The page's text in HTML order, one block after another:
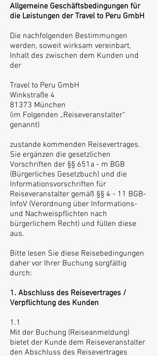
Allgemeine Geschäftsbedingungen für
die Leistungen der Travel to Peru GmbH
Die nachfolgenden Bestimmungen
werden, soweit wirksam vereinbart,
Inhalt des zwischen dem Kunden und
der
Travel to Peru GmbH
Winkstraße 4
81373 München
(im Folgenden „Reiseveranstalter“
genannt)
zustande kommenden Reisevertrages.
Sie ergänzen die gesetzlichen
Vorschriften der §§ 651a - m BGB
(Bürgerliches Gesetzbuch) und die
Informationsvorschriften für
Reiseveranstalter gemäß §§ 4 - 11 BGB-
InfoV (Verordnung über Informations-
und Nachweispflichten nach
bürgerlichem Recht) und füllen diese
aus.
Bitte lesen Sie diese Reisebedingungen
daher vor Ihrer Buchung sorgfältig
durch:
1. Abschluss des Reisevertrages /
Verpflichtung des Kunden
1.1
Mit der Buchung (Reiseanmeldung)
bietet der Kunde dem Reiseveranstalter
den Abschluss des Reisevertrages